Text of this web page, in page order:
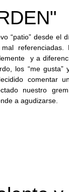
“patio” desde el
referenciadas.
y a
los “me gusta”
comentar
nuestro
a agudizarse.